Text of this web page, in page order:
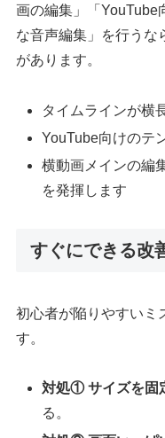
画の編集」「YouTube
な音声編集」を行うな
があります。
タイムラインが横
YouTube向けのテ
横動画メインの編
を発揮します
すぐにできる改
初心者が陥りやすいミ
す。
対処① サイズを固
る。